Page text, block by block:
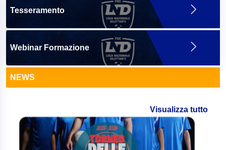
Tesseramento
Webinar Formazione
NEWS
Visualizza tutto